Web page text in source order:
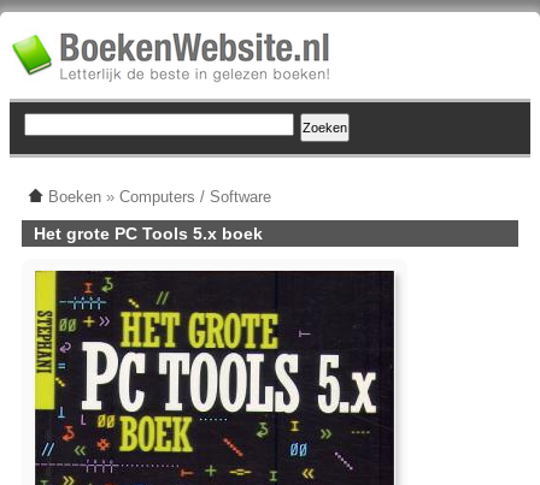
Boeken » Computers / Software
Het grote PC Tools 5.x boek